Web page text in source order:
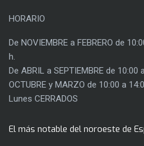
HORARIO
De NOVIEMBRE a FEBRERO de
h.
De ABRIL a SEPTIEMBRE de 10:00
OCTUBRE y MARZO de 10:00 a
Lunes CERRADOS
El más notable del noroeste de